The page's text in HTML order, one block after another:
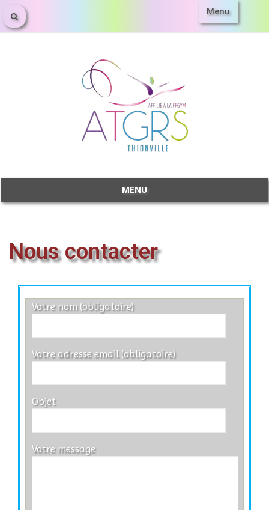
Menu
MENU
Nous contacter
Votre nom (obligatoire)
Votre adresse email (obligatoire)
Objet
Votre message